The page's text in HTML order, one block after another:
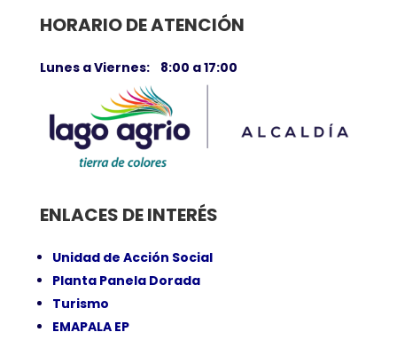
HORARIO DE ATENCIÓN
Lunes a Viernes: 8:00 a 17:00
ENLACES DE INTERÉS
Unidad de Acción Social
Planta Panela Dorada
Turismo
EMAPALA EP